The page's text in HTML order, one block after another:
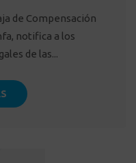
de Compensación
notifica a los
de las...